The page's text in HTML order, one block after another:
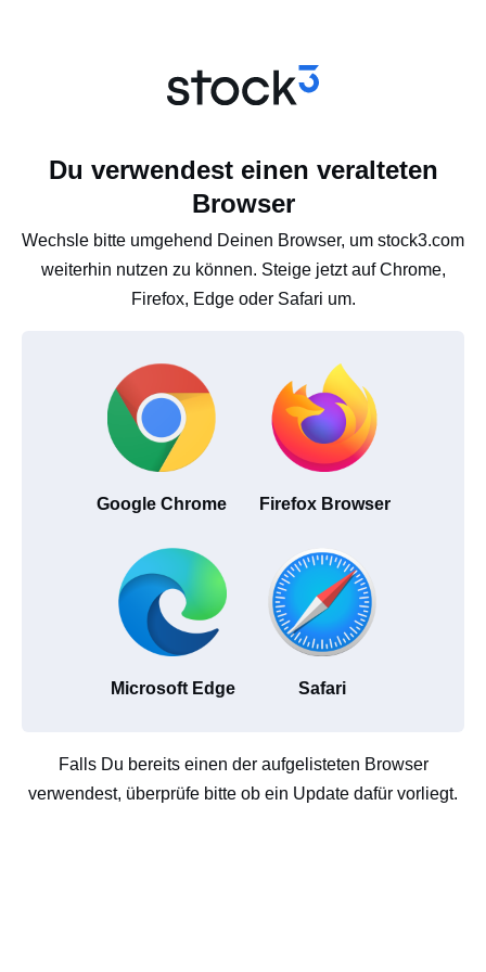
Du verwendest einen veralteten
Browser
Wechsle bitte umgehend Deinen Browser, um stock3.com
weiterhin nutzen zu können. Steige jetzt auf Chrome,
Firefox, Edge oder Safari um.
Google Chrome Firefox Browser
Microsoft Edge Safari
Falls Du bereits einen der aufgelisteten Browser
verwendest, überprüfe bitte ob ein Update dafür vorliegt.